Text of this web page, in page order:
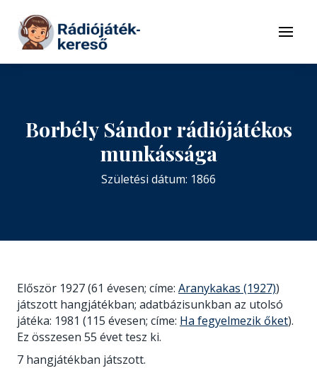
Tovább a tartalomhoz
Menü
Borbély Sándor rádiójátékos
munkássága
Születési dátum: 1866
Először 1927 (61 évesen; címe: Aranykakas (1927))
játszott hangjátékban; adatbázisunkban az utolsó
játéka: 1981 (115 évesen; címe: Ha fegyelmezik őket).
Ez összesen 55 évet tesz ki.
7 hangjátékban játszott.